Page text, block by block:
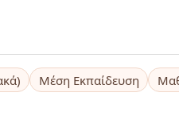
Μέση Εκπαίδευση